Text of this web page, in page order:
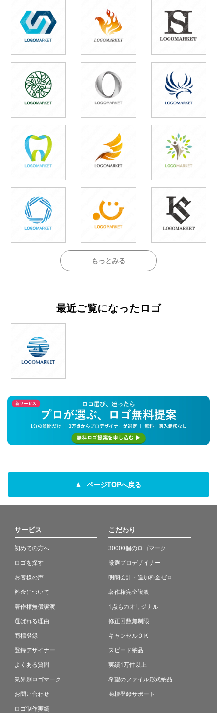
もっとみる
最近ご覧になったロゴ
ページTOPへ戻る
サービス
初めての方へ
ロゴを探す
お客様の声
料金について
著作権無償譲渡
選ばれる理由
商標登録
登録デザイナー
よくある質問
業界別ロゴマーク
お問い合わせ
ロゴ制作実績
こだわり
30000個のロゴマーク
厳選プロデザイナー
明朗会計・追加料金ゼロ
著作権完全譲渡
1点ものオリジナル
修正回数無制限
キャンセルＯＫ
スピード納品
実績1万件以上
希望のファイル形式納品
商標登録サポート